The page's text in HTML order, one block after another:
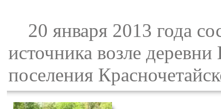
20 января 2013 года
источника возле
поселения